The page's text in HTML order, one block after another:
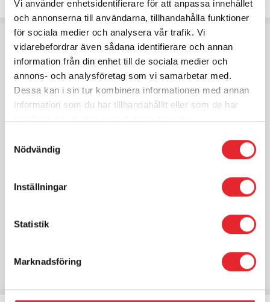
Vi använder enhetsidentifierare för att anpassa innehållet
och annonserna till användarna, tillhandahålla funktioner
för sociala medier och analysera vår trafik. Vi
vidarebefordrar även sådana identifierare och annan
information från din enhet till de sociala medier och
annons- och analysföretag som vi samarbetar med.
Dessa kan i sin tur kombinera informationen med annan
information som du har tillhandahållit eller som de har
samlat in när du har använt deras tjänster.
Nödvändig
Inställningar
Statistik
Marknadsföring
Kompetenta
omsorg. Varje dag löser vi utmaningar inom vård och
omsorg värden över. Med strategisk kunskap omfamnar
banbrytande lösningar som förbättrar livskvalitet och
stödjer ditt arbete att ge proaktiv och personcentrerad